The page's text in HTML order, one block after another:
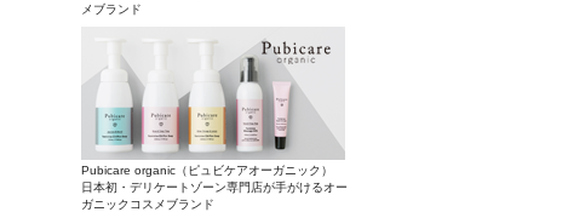
メブランド
Pubicare organic（ピュビケアオーガニック）
日本初・デリケートゾーン専門店が手がけるオー
ガニックコスメブランド